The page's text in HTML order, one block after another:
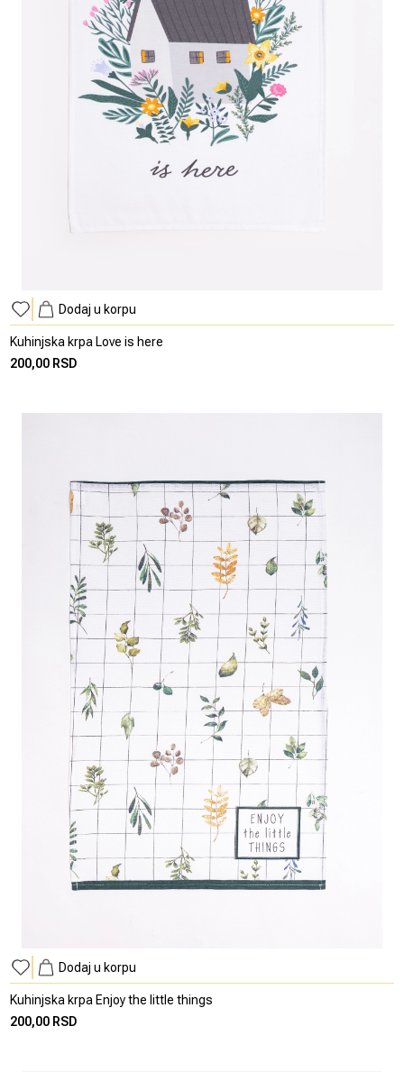
Dodaj u korpu
Kuhinjska krpa Love is here
200,00 RSD
Dodaj u korpu
Kuhinjska krpa Enjoy the little things
200,00 RSD